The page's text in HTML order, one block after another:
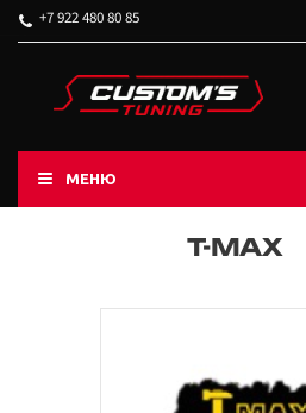
+7 922 480 80 85
МЕНЮ
T-MAX